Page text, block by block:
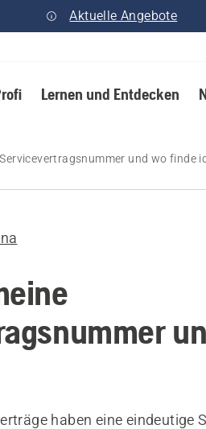
Aktuelle Angebote
Lernen und Entdecken
und wo finde
haben eine eindeutige